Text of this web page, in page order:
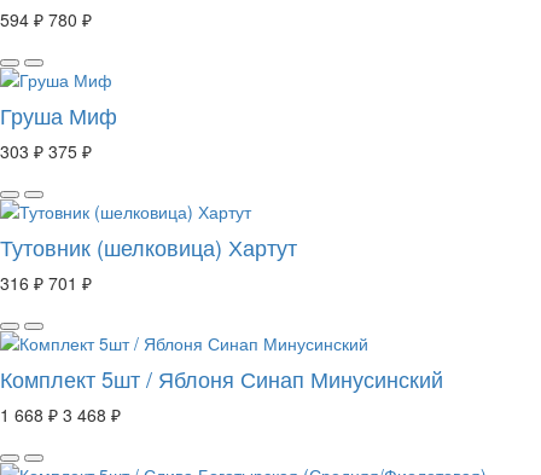
594 ₽ 780 ₽
Груша Миф
303 ₽ 375 ₽
Тутовник (шелковица) Хартут
316 ₽ 701 ₽
Комплект 5шт / Яблоня Синап Минусинский
1 668 ₽ 3 468 ₽